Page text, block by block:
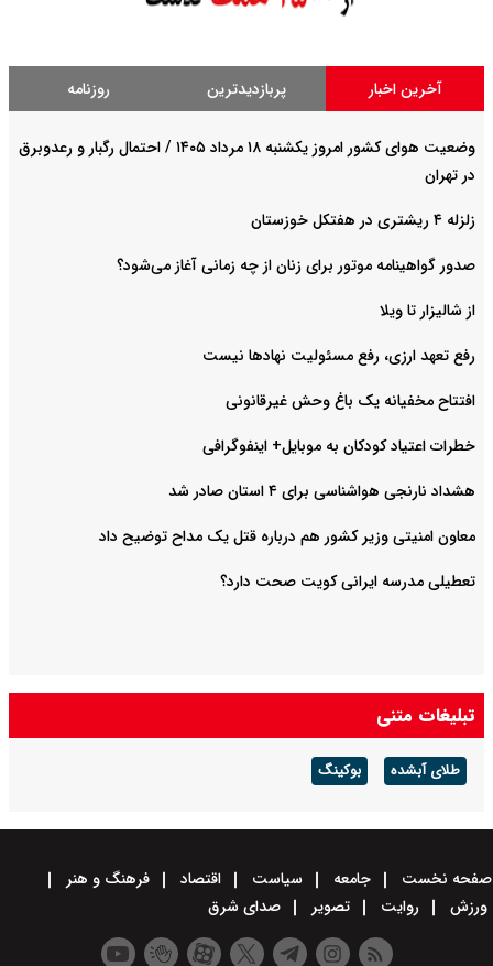
آخرین اخبار پربازدیدترین روزنامه
وضعیت هوای کشور امروز یکشنبه ۱۸ مرداد ۱۴۰۵ / احتمال رگبار و رعدوبرق
در تهران
زلزله ۴ ریشتری در هفتکل خوزستان
صدور گواهینامه موتور برای زنان از چه زمانی آغاز می‌شود؟
از شالیزار تا ویلا
رفع تعهد ارزی، رفع مسئولیت نهادها نیست
افتتاح مخفیانه یک باغ وحش غیرقانونی
خطرات اعتیاد کودکان به موبایل+ اینفوگرافی
هشداد نارنجی هواشناسی برای ۴ استان صادر شد
معاون امنیتی وزیر کشور هم درباره قتل یک مداح توضیح داد
تعطیلی مدرسه ایرانی کویت صحت دارد؟
تبلیغات متنی
طلای آبشده بوکینگ
صفحه نخست جامعه سیاست اقتصاد
فرهنگ و هنر
ورزش
روایت تصویر صدای شرق